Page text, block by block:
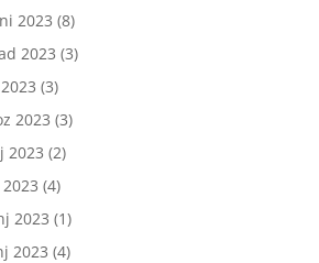
2023 (8)
2023 (3)
(3)
2023 (3)
2023 (2)
(4)
2023 (1)
2023 (4)